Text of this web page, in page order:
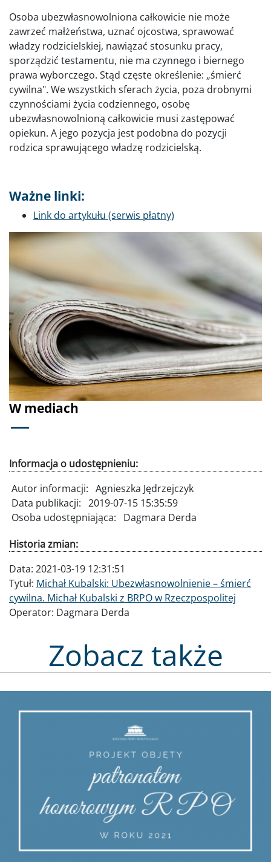
Osoba ubezwłasnowolniona całkowicie nie może
zawrzeć małżeństwa, uznać ojcostwa, sprawować
władzy rodzicielskiej, nawiązać stosunku pracy,
sporządzić testamentu, nie ma czynnego i biernego
prawa wyborczego. Stąd częste określenie: „śmierć
cywilna". We wszystkich sferach życia, poza drobnymi
czynnościami życia codziennego, osobę
ubezwłasnowolnioną całkowicie musi zastępować
opiekun. A jego pozycja jest podobna do pozycji
rodzica sprawującego władzę rodzicielską.
Ważne linki:
Link do artykułu (serwis płatny)
W mediach
Poprzednie Dalej
Informacja o udostępnieniu:
Autor informacji: Agnieszka Jędrzejczyk
Data publikacji: 2019-07-15 15:35:59
Osoba udostępniająca:
Dagmara Derda
Historia zmian:
Data: 2021-03-19 12:31:51
Tytuł: Michał Kubalski: Ubezwłasnowolnienie – śmierć
cywilna. Michał Kubalski z BRPO w Rzeczpospolitej
Operator: Dagmara Derda
Zobacz także